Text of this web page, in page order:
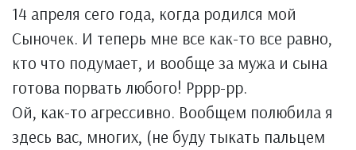
14 апреля сего года, когда родился мой
Сыночек. И теперь мне все как-то все равно,
кто что подумает, и вообще за мужа и сына
готова порвать любого! Рррр-рр.
Ой, как-то агрессивно. Вообщем полюбила я
здесь вас, многих, (не буду тыкать пальцем